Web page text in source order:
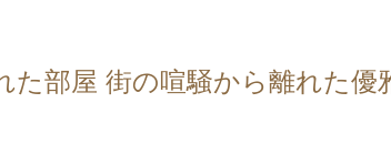
た部屋 街の喧騒から離れた優